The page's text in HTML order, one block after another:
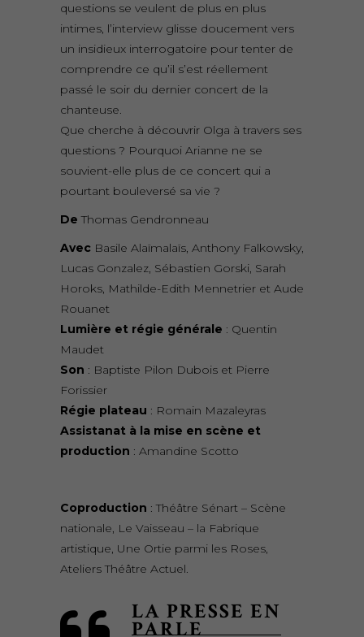
questions se veulent de plus en plus
intimes, l’interview glisse doucement vers
un insidieux interrogatoire pour tenter de
comprendre ce qu’il s’est réellement
passé le soir du dernier concert de la
chanteuse.
Que cherche à découvrir Olga à travers ses
questions ? Pourquoi Arianne ne se
souvient-elle plus de ce concert qui a
pourtant bouleversé sa vie ?
De Thomas Gendronneau
Avec Basile Alaïmalaïs, Anthony Falkowsky,
Lucas Gonzalez, Sébastien Gorski, Sarah
Horoks, Mathilde-Edith Mennetrier et Aude
Rouanet
Lumière et régie générale : Quentin
Maudet
Son : Baptiste Pilon Dubois et Pierre
Forissier
Régie plateau : Romain Mazaleyras
Assistanat à la mise en scène et
production : Amandine Scotto
Coproduction : Théâtre Sénart – Scène
nationale, Le Vaisseau – la Fabrique
artistique, Une Ortie parmi les Roses,
Ateliers Théâtre Actuel.
LA PRESSE EN
PARLE